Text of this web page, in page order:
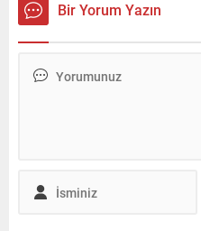
savrulan sürücü, kaskının
başından çıkmasıyla olay
yerinde hayatını kaybetti.
profilinde "Sonunda ölüm var
Bir Yorum Yazın